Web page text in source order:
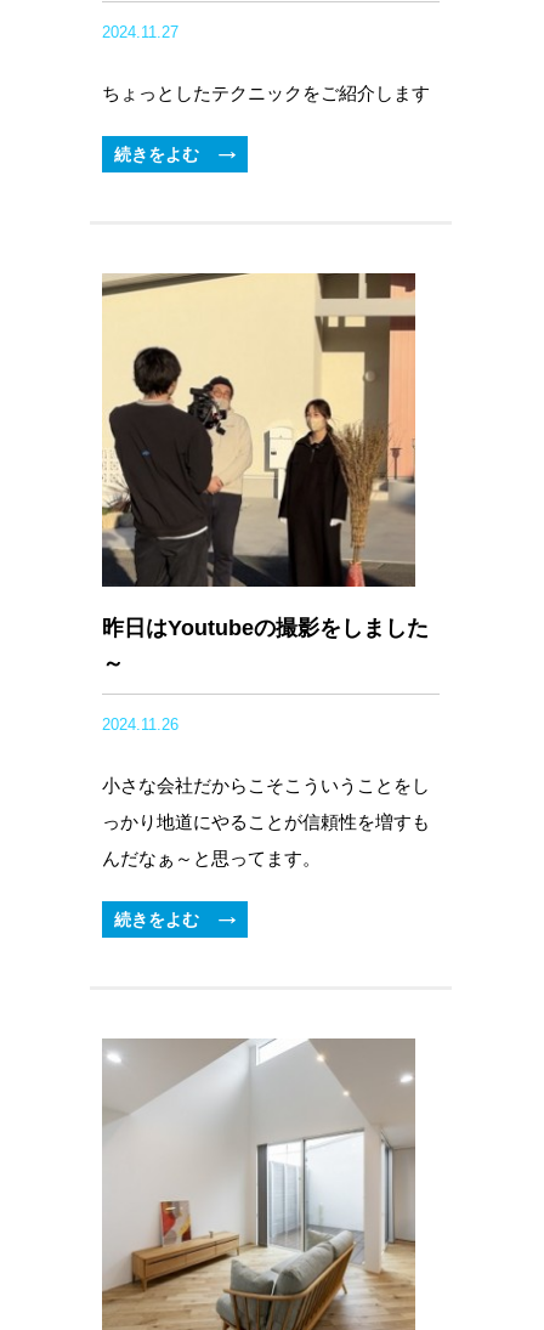
2024.11.27
ちょっとしたテクニックをご紹介します
続きをよむ
昨日はYoutubeの撮影をしました
～
2024.11.26
小さな会社だからこそこういうことをし
っかり地道にやることが信頼性を増すも
んだなぁ～と思ってます。
続きをよむ